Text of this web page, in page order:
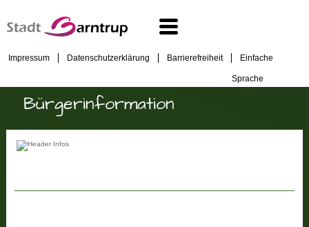
Impressum Datenschutzerklärung Barrierefreiheit Einfache
Sprache
Bürgerinformation